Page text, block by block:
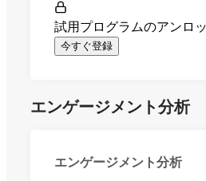
試用プログラムのアンロ
今すぐ登録
エンゲージメント分析
エンゲージメント分析